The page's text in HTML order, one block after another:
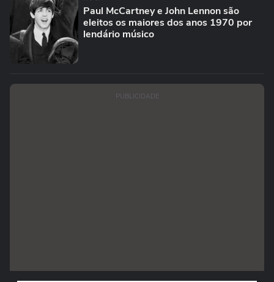
Paul McCartney e John Lennon são
eleitos os maiores dos anos 1970 por
lendário músico
PUBLICIDADE